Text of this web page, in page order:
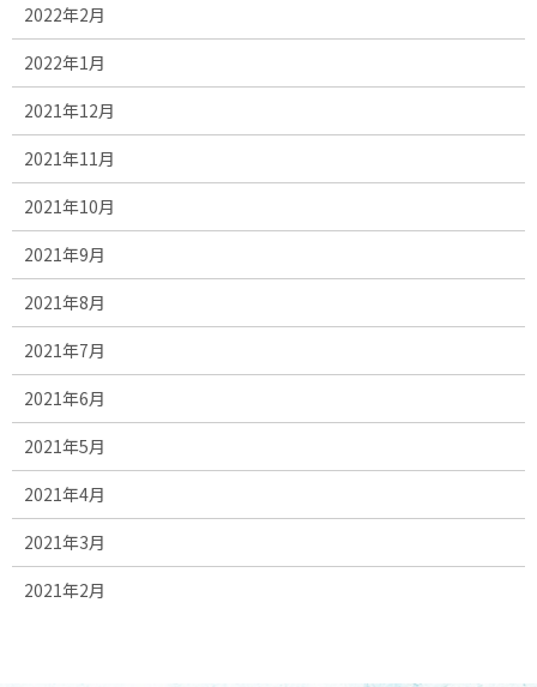
2022年2月
2022年1月
2021年12月
2021年11月
2021年10月
2021年9月
2021年8月
2021年7月
2021年6月
2021年5月
2021年4月
2021年3月
2021年2月